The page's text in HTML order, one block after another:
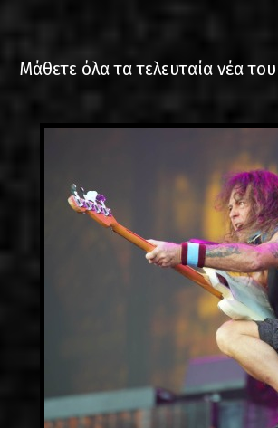
Μάθετε όλα τα τελευταία νέα